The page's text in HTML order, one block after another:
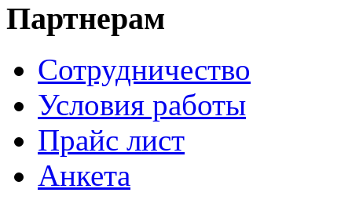
Партнерам
Сотрудничество
Условия работы
Прайс лист
Анкета